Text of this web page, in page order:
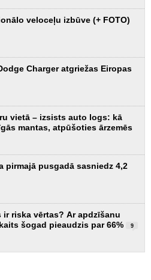
veloceļu izbūve (+ FOTO)
Charger atgriežas Eiropas
vietā – izsists auto logs: kā
mantas, atpūšoties ārzemēs
pirmajā pusgadā sasniedz 4,2
ir riska vērtas? Ar apdzīšanu
šogad pieaudzis par 66%
9